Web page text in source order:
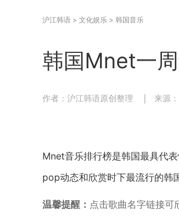
沪江韩语 > 文化娱乐 > 韩国音乐
韩国Mnet一
作者：沪江韩语原创整理 来源
Mnet音乐排行榜是韩国最具代
pop动态和欣赏时下最流行的韩
温馨提醒： 点击歌曲名字链接可